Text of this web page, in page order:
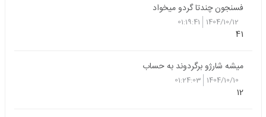
فسنجون چندتا گردو میخواد
1404/10/12
01:19:41
41
میشه شارژو برگردوند به حساب
1404/10/10
01:24:03
12